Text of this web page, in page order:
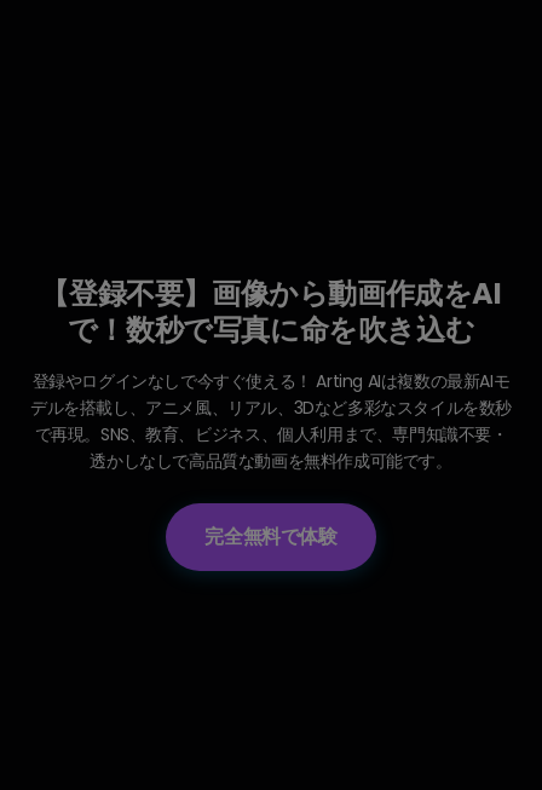
【登録不要】画像から動画作成をAI
で！数秒で写真に命を吹き込む
登録やログインなしで今すぐ使える！ Arting AIは複数の最新AIモ
デルを搭載し、アニメ風、リアル、3Dなど多彩なスタイルを数秒
で再現。SNS、教育、ビジネス、個人利用まで、専門知識不要・
透かしなしで高品質な動画を無料作成可能です。
完全無料で体験